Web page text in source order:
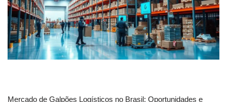
Mercado de Galpões Logísticos no Brasil: Oportunidades e